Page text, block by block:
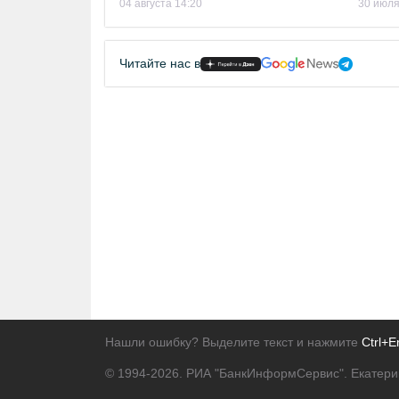
04 августа 14:20 30
Читайте нас в
Нашли ошибку? Выделите текст и нажмите
© 1994-2026. РИА "БанкИнформСервис".